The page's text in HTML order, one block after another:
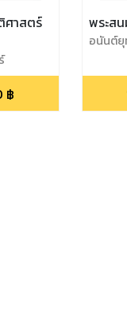
ศาสตร์
฿
พระส
อนันต์